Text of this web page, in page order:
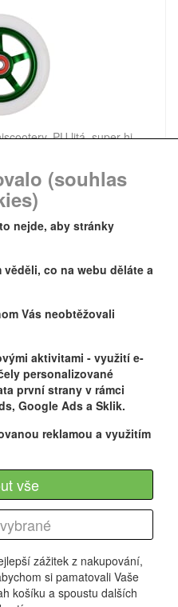
(souhlas
zážitek z nakupování,
si pamatovali Vaše
košíku a spoustu dalších
nejde, aby stránky
věděli, co na webu děláte a
Vás neobtěžovali
aktivitami - využití e-
personalizované
první strany v rámci
Google Ads a Sklik.
reklamou a využitím
vše
PU litá, super hi-
bruslaře, skateboardisty i
XS: 45-47 cm
275 CZK